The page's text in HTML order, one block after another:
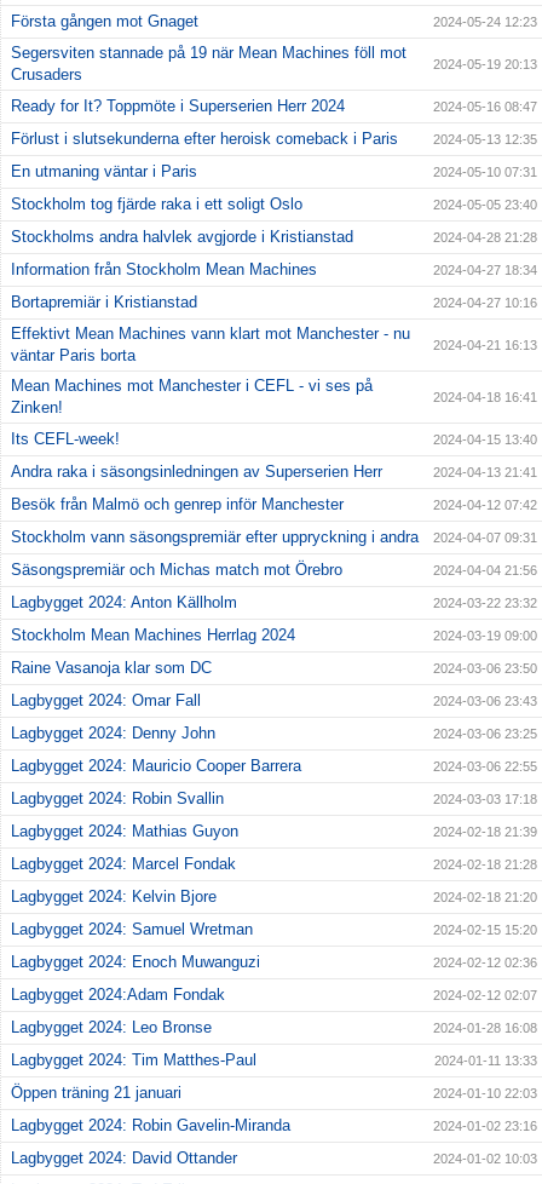
Första gången mot Gnaget 2024-05-24 12:23
Segersviten stannade på 19 när Mean Machines föll mot
Crusaders
2024-05-19 20:13
Ready for It? Toppmöte i Superserien Herr 2024 2024-05-16 08:47
Förlust i slutsekunderna efter heroisk comeback i Paris 2024-05-13 12:35
En utmaning väntar i Paris 2024-05-10 07:31
Stockholm tog fjärde raka i ett soligt Oslo 2024-05-05 23:40
Stockholms andra halvlek avgjorde i Kristianstad 2024-04-28 21:28
Information från Stockholm Mean Machines 2024-04-27 18:34
Bortapremiär i Kristianstad 2024-04-27 10:16
Effektivt Mean Machines vann klart mot Manchester - nu
väntar Paris borta
2024-04-21 16:13
Mean Machines mot Manchester i CEFL - vi ses på
Zinken!
2024-04-18 16:41
Its CEFL-week! 2024-04-15 13:40
Andra raka i säsongsinledningen av Superserien Herr 2024-04-13 21:41
Besök från Malmö och genrep inför Manchester 2024-04-12 07:42
Stockholm vann säsongspremiär efter uppryckning i andra 2024-04-07 09:31
Säsongspremiär och Michas match mot Örebro 2024-04-04 21:56
Lagbygget 2024: Anton Källholm 2024-03-22 23:32
Stockholm Mean Machines Herrlag 2024 2024-03-19 09:00
Raine Vasanoja klar som DC 2024-03-06 23:50
Lagbygget 2024: Omar Fall 2024-03-06 23:43
Lagbygget 2024: Denny John 2024-03-06 23:25
Lagbygget 2024: Mauricio Cooper Barrera 2024-03-06 22:55
Lagbygget 2024: Robin Svallin 2024-03-03 17:18
Lagbygget 2024: Mathias Guyon 2024-02-18 21:39
Lagbygget 2024: Marcel Fondak 2024-02-18 21:28
Lagbygget 2024: Kelvin Bjore 2024-02-18 21:20
Lagbygget 2024: Samuel Wretman 2024-02-15 15:20
Lagbygget 2024: Enoch Muwanguzi 2024-02-12 02:36
Lagbygget 2024:Adam Fondak 2024-02-12 02:07
Lagbygget 2024: Leo Bronse 2024-01-28 16:08
Lagbygget 2024: Tim Matthes-Paul 2024-01-11 13:33
Öppen träning 21 januari 2024-01-10 22:03
Lagbygget 2024: Robin Gavelin-Miranda 2024-01-02 23:16
Lagbygget 2024: David Ottander 2024-01-02 10:03